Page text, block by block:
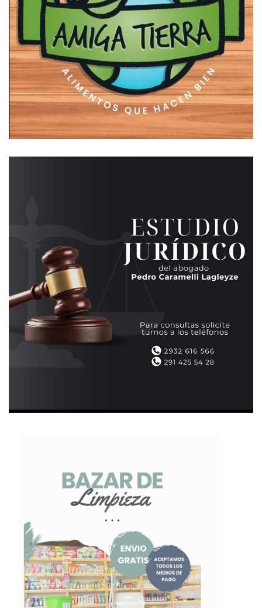
Independiente en un principio pero sin querer. No nos
habíamos propuesto salir campeón. Se apuntó a traer un
técnico y a promover chicos. En un comienzo, no había
sucedido nada de eso último. Se fueron sumando varios
jugadores que a excepción de Schmidt y Digiglio, el resto
dejaron de jugar en la mitad de campeonato. No sé si por
orden del técnico o qué, pero con el cierre del libro de
pases se anotaron jugadores de más… Por eso te digo que
fue sin querer… que terminaron jugando todos los chicos…
No sé si fue buscado o no, pero hubo un cambio de timón.
En los refuerzos no se puede improvisar, es lo que no les
derechos que obligaciones… Es muy difícil traer refuerzos
porque la mayoría no superan el nivel que tienen los pibes
del club… Ha ocurrido que llegan “refuerzos” que
subestiman a la liga y a los compañeros pero de pocos,
puedo decir que me ganaron un partido o un campeonato
solos… Pienso que la mayoría de los refuerzos lo toman
como un retroceso en su carrera venir a jugar a nuestra
liga… Sabido es que acá la paga es buena… Hoy por hoy
viene cualquier cuatro de copas que te dice que viene de
jugar en tal lado o en tal club, y llegan con esa chapa. Es
muy difícil bajarlos del carro… Tampoco por ser así, por
sea medio vivo le saca si quiere hasta el auto al dirigente…
– Recuerdo cuando Independiente disputó el Argentino ‘C’
(hoy denominado Torneo Federal C) con todos jugadores
del medio local y ningún equipo bahiense les sacó
mayores diferencias. El nivel que mostraste por aquella
época había alcanzado el pico más alto de tu carrera…
¿Hubo llamados de equipos de la liga bahiense con la
intención de llevarte…?
– Sí, en aquel momento pude irme… Me han llamado de
Rosario, Sporting y un club más de Bahía Blanca pero